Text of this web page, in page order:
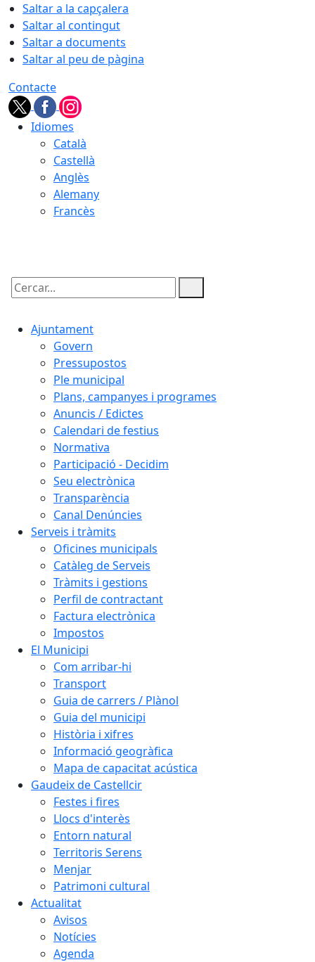
Saltar a la capçalera
Saltar al contingut
Saltar a documents
Saltar al peu de pàgina
Contacte
Idiomes
Català
Castellà
Anglès
Alemany
Francès
Cercar:
Ajuntament
Govern
Pressupostos
Ple municipal
Plans, campanyes i programes
Anuncis / Edictes
Calendari de festius
Normativa
Participació - Decidim
Seu electrònica
Transparència
Canal Denúncies
Serveis i tràmits
Oficines municipals
Catàleg de Serveis
Tràmits i gestions
Perfil de contractant
Factura electrònica
Impostos
El Municipi
Com arribar-hi
Transport
Guia de carrers / Plànol
Guia del municipi
Història i xifres
Informació geogràfica
Mapa de capacitat acústica
Gaudeix de Castellcir
Festes i fires
Llocs d'interès
Entorn natural
Territoris Serens
Menjar
Patrimoni cultural
Actualitat
Avisos
Notícies
Agenda